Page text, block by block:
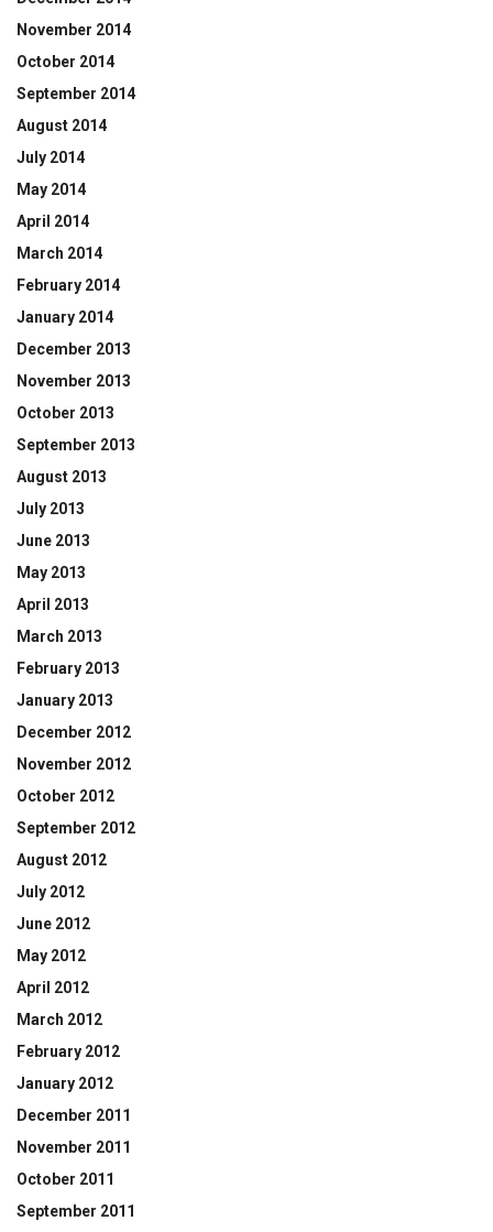
November 2014
October 2014
September 2014
August 2014
July 2014
May 2014
April 2014
March 2014
February 2014
January 2014
December 2013
November 2013
October 2013
September 2013
August 2013
July 2013
June 2013
May 2013
April 2013
March 2013
February 2013
January 2013
December 2012
November 2012
October 2012
September 2012
August 2012
July 2012
June 2012
May 2012
April 2012
March 2012
February 2012
January 2012
December 2011
November 2011
October 2011
September 2011